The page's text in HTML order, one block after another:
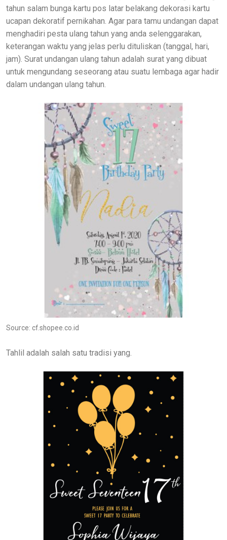
tahun salam bunga kartu pos latar belakang dekorasi kartu
ucapan dekoratif pernikahan. Agar para tamu undangan dapat
menghadiri pesta ulang tahun yang anda selenggarakan,
keterangan waktu yang jelas perlu dituliskan (tanggal, hari,
jam). Surat undangan ulang tahun adalah surat yang dibuat
untuk mengundang seseorang atau suatu lembaga agar hadir
dalam undangan ulang tahun.
Source: cf.shopee.co.id
Tahlil adalah salah satu tradisi yang.